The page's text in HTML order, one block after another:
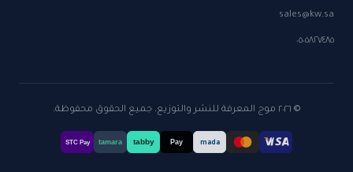
sales@kw.sa
٠٥٠٥٨٢٧٤٨٥
© ٢٠٢٦ موج المعرفة للنشر والتوزيع. جميع الحقوق محفوظة.
mada
Pay
tabby
tamara
STC Pay